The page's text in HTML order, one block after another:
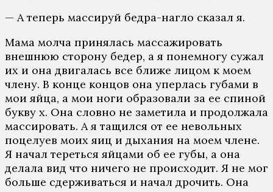
— А теперь массируй бедра-нагло сказал я.
Мама молча принялась массажировать
внешнюю сторону бедер, а я понемногу сужал
их и она двигалась все ближе лицом к моем
члену. В конце концов она уперлась губами в
мои яйца, а мои ноги образовали за ее спиной
букву х. Она словно не заметила и продолжала
массировать. А я тащился от ее невольных
поцелуев моих яиц и дыхания на моем члене.
Я начал тереться яйцами об ее губы, а она
делала вид что ничего не происходит. Я не мог
больше сдерживаться и начал дрочить. Она